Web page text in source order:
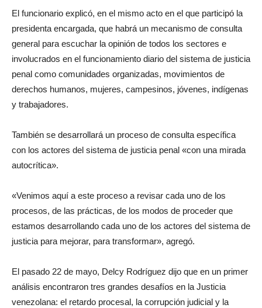
El funcionario explicó, en el mismo acto en el que participó la
presidenta encargada, que habrá un mecanismo de consulta
general para escuchar la opinión de todos los sectores e
involucrados en el funcionamiento diario del sistema de justicia
penal como comunidades organizadas, movimientos de
derechos humanos, mujeres, campesinos, jóvenes, indígenas
y trabajadores.
También se desarrollará un proceso de consulta específica
con los actores del sistema de justicia penal «con una mirada
autocrítica».
«Venimos aquí a este proceso a revisar cada uno de los
procesos, de las prácticas, de los modos de proceder que
estamos desarrollando cada uno de los actores del sistema de
justicia para mejorar, para transformar», agregó.
El pasado 22 de mayo, Delcy Rodríguez dijo que en un primer
análisis encontraron tres grandes desafíos en la Justicia
venezolana: el retardo procesal, la corrupción judicial y la